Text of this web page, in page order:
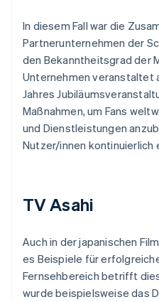
In diesem Fall war die
Partnerunternehmen der
den Bekanntheitsgrad der
Unternehmen veranstaltet
Jahres
Maßnahmen, um Fans
und Dienstleistungen
Nutzer/innen kontinuierlich
TV Asahi
Auch in der japanischen
es Beispiele für
Fernsehbereich betrifft
wurde beispielsweise das